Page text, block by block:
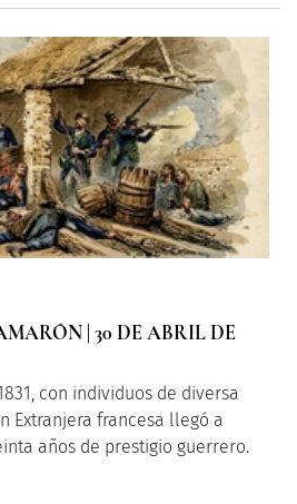
| 30 DE ABRIL DE
con individuos de diversa
Extranjera francesa llegó a
años de prestigio guerrero.